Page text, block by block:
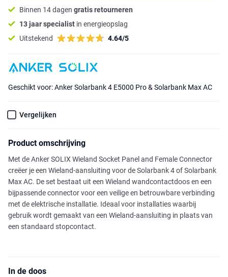
Binnen 14 dagen gratis retourneren
13 jaar specialist in energieopslag
Uitstekend
4.64/5
Geschikt voor: Anker Solarbank 4 E5000 Pro & Solarbank Max AC
Vergelijken
Product omschrijving
Met de Anker SOLIX Wieland Socket Panel and Female Connector
creëer je een Wieland-aansluiting voor de Solarbank 4 of Solarbank
Max AC. De set bestaat uit een Wieland wandcontactdoos en een
bijpassende connector voor een veilige en betrouwbare verbinding
met de elektrische installatie. Ideaal voor installaties waarbij
gebruik wordt gemaakt van een Wieland-aansluiting in plaats van
een standaard stopcontact.
In de doos